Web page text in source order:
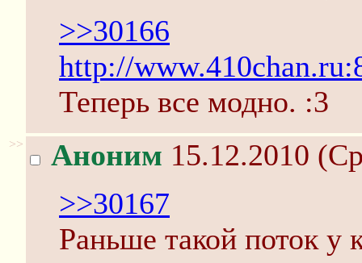
>>30166
http://
Теперь все модно. :3
>> Аноним 15.12.2010
>>30167
Раньше такой поток у